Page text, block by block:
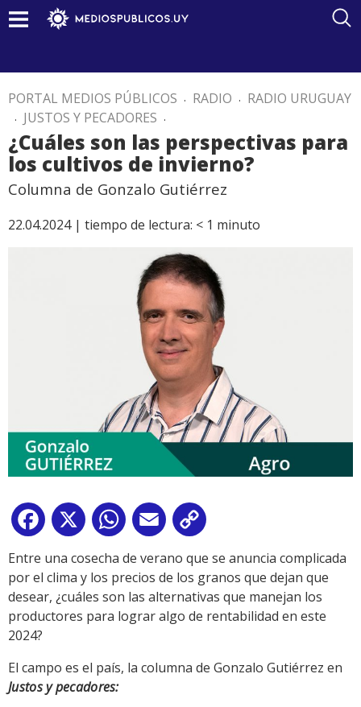
PORTAL MEDIOS PÚBLICOS . RADIO . RADIO URUGUAY
. JUSTOS Y PECADORES .
¿Cuáles son las perspectivas para
los cultivos de invierno?
Columna de Gonzalo Gutiérrez
22.04.2024 | tiempo de lectura: < 1 minuto
Facebook
X WhatsApp
Email
Link
Entre una cosecha de verano que se anuncia complicada
por el clima y los precios de los granos que dejan que
desear, ¿cuáles son las alternativas que manejan los
productores para lograr algo de rentabilidad en este
2024?
El campo es el país, la columna de Gonzalo Gutiérrez en
Justos y pecadores: